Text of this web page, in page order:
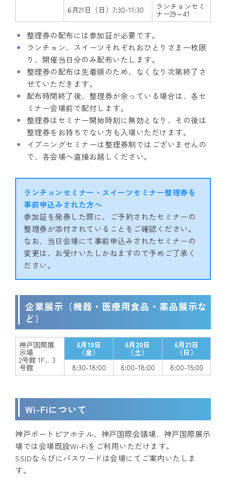
6月21日（日）7:30-11:30 ランチョンセミ
ナー29～41
整理券の配布には参加証が必要です。
ランチョン、スイーツそれぞれおひとりさま一枚限
り、開催当日分のみ配布いたします。
整理券の配布は先着順のため、なくなり次第終了さ
せていただきます。
配布時間終了後、整理券が余っている場合は、各セ
ミナー会場前で配付します。
整理券はセミナー開始時刻に無効となり、その後は
整理券をお持ちでない方も入場いただけます。
イブニングセミナーは整理券制ではございませんの
で、各会場へ直接お越しください。
ランチョンセミナー・スイーツセミナー整理券を
事前申込みされた方へ
参加証を発券した際に、ご予約されたセミナーの
整理券が添付されていることをご確認ください。
なお、当日会場にて事前申込みされたセミナーの
変更は、お受けいたしかねますので予めご了承く
ださい。
企業展示（機器・医療用食品・薬品展示な
ど）
神戸国際展
示場
2号館 1F、3
号館
6月19日
（金）
6月20日
（土）
6月21日
（日）
8:30-18:00
8:00-18:00 8:00-15:00
Wi-Fiについて
神戸ポートピアホテル、神戸国際会議場、神戸国際展示
場では会場既設Wi-Fiをご利用いただけます。
SSIDならびにパスワードは会場にてご案内いたしま
す。